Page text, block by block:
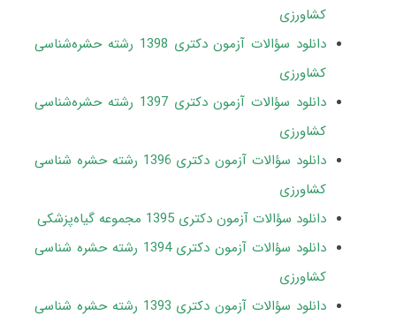
کشاورزی
دانلود سؤالات آزمون دکتری 1398 رشته حشره‌شناسی
کشاورزی
دانلود سؤالات آزمون دکتری 1397 رشته حشره‌شناسی
کشاورزی
دانلود سؤالات آزمون دکتری 1396 رشته حشره شناسی
کشاورزی
دانلود سؤالات آزمون دکتری 1395 مجموعه گیاه‌پزشکی
دانلود سؤالات آزمون دکتری 1394 رشته حشره شناسی
کشاورزی
دانلود سؤالات آزمون دکتری 1393 رشته حشره شناسی